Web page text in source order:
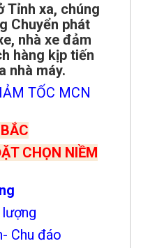
Tỉnh xa, chúng
Chuyển phát
nhà xe đảm
hàng kịp tiến
nhà máy.
TỐC MCN
CHỌN NIỀM
đáo